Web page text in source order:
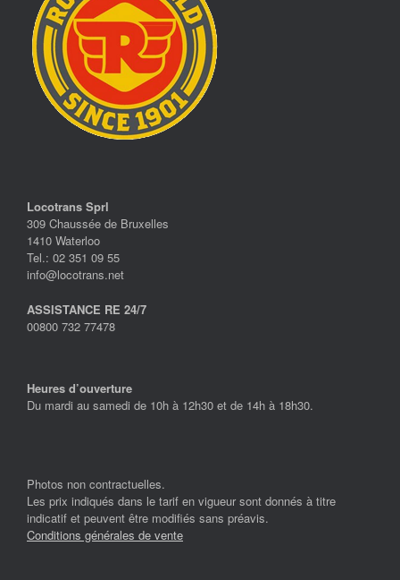
Locotrans Sprl
309 Chaussée de Bruxelles
1410 Waterloo
Tel.: 02 351 09 55
info@locotrans.net
ASSISTANCE RE 24/7
00800 732 77478
Heures d’ouverture
Du mardi au samedi de 10h à 12h30 et de 14h à 18h30.
Photos non contractuelles.
Les prix indiqués dans le tarif en vigueur sont donnés à titre
indicatif et peuvent être modifiés sans préavis.
Conditions générales de vente